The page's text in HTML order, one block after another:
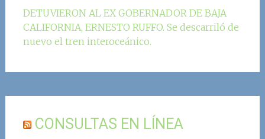
DETUVIERON AL EX GOBERNADOR DE BAJA
CALIFORNIA, ERNESTO RUFFO. Se descarriló de
nuevo el tren interoceánico.
CONSULTAS EN LÍNEA